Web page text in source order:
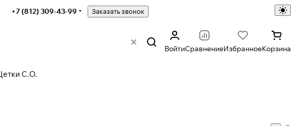
+7 (812) 309-43-99 Заказать звонок
ВойтиСравнениеИзбранноеКорзина
С.О.